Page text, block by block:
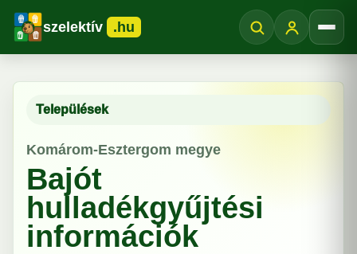
szelektív .hu
Települések
Komárom-Esztergom megye
Bajót
hulladékgyűjtési
információk